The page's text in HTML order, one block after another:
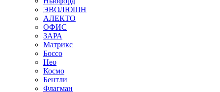
ЭВОЛЮШН
АЛЕКТО
ОФИС
ЗАРА
Матрикс
Боссо
Нео
Космо
Бентли
Флагман